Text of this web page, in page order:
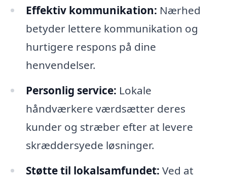
Effektiv kommunikation: Nærhed
betyder lettere kommunikation og
hurtigere respons på dine
henvendelser.
Personlig service: Lokale
håndværkere værdsætter deres
kunder og stræber efter at levere
skræddersyede løsninger.
Støtte til lokalsamfundet: Ved at